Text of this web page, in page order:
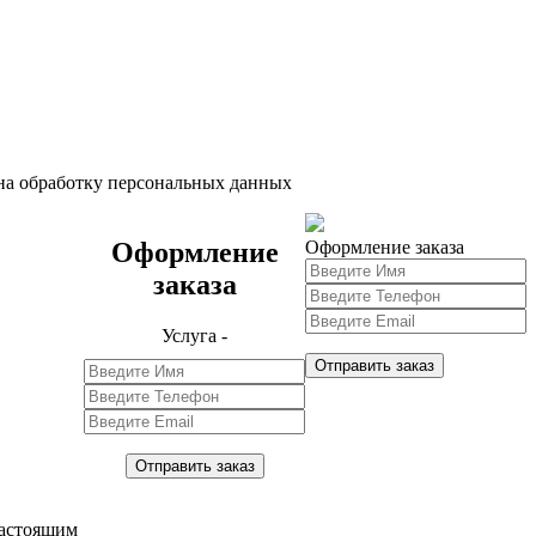
обработку персональных данных
Оформление
заказа
Услуга -
Отправить заказ
Оформление заказа
Отправить заказ